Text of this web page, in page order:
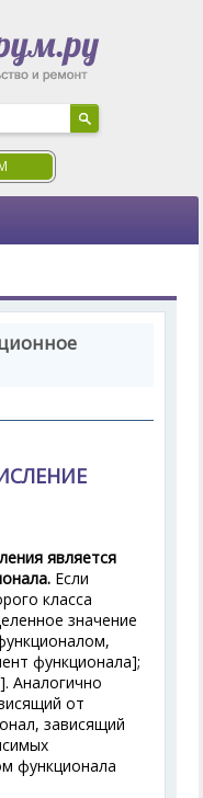
является
Если
класса
значение
функционала];
Аналогично
от
зависящий
функционала